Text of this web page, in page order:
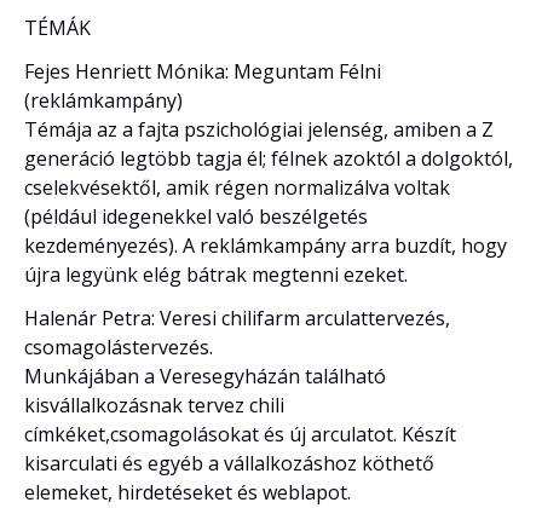
TÉMÁK
Fejes Henriett Mónika: Meguntam Félni
(reklámkampány)
Témája az a fajta pszichológiai jelenség, amiben a Z
generáció legtöbb tagja él; félnek azoktól a dolgoktól,
cselekvésektől, amik régen normalizálva voltak
(például idegenekkel való beszélgetés
kezdeményezés). A reklámkampány arra buzdít, hogy
újra legyünk elég bátrak megtenni ezeket.
Halenár Petra: Veresi chilifarm arculattervezés,
csomagolástervezés.
Munkájában a Veresegyházán található
kisvállalkozásnak tervez chili
címkéket,csomagolásokat és új arculatot. Készít
kisarculati és egyéb a vállalkozáshoz köthető
elemeket, hirdetéseket és weblapot.